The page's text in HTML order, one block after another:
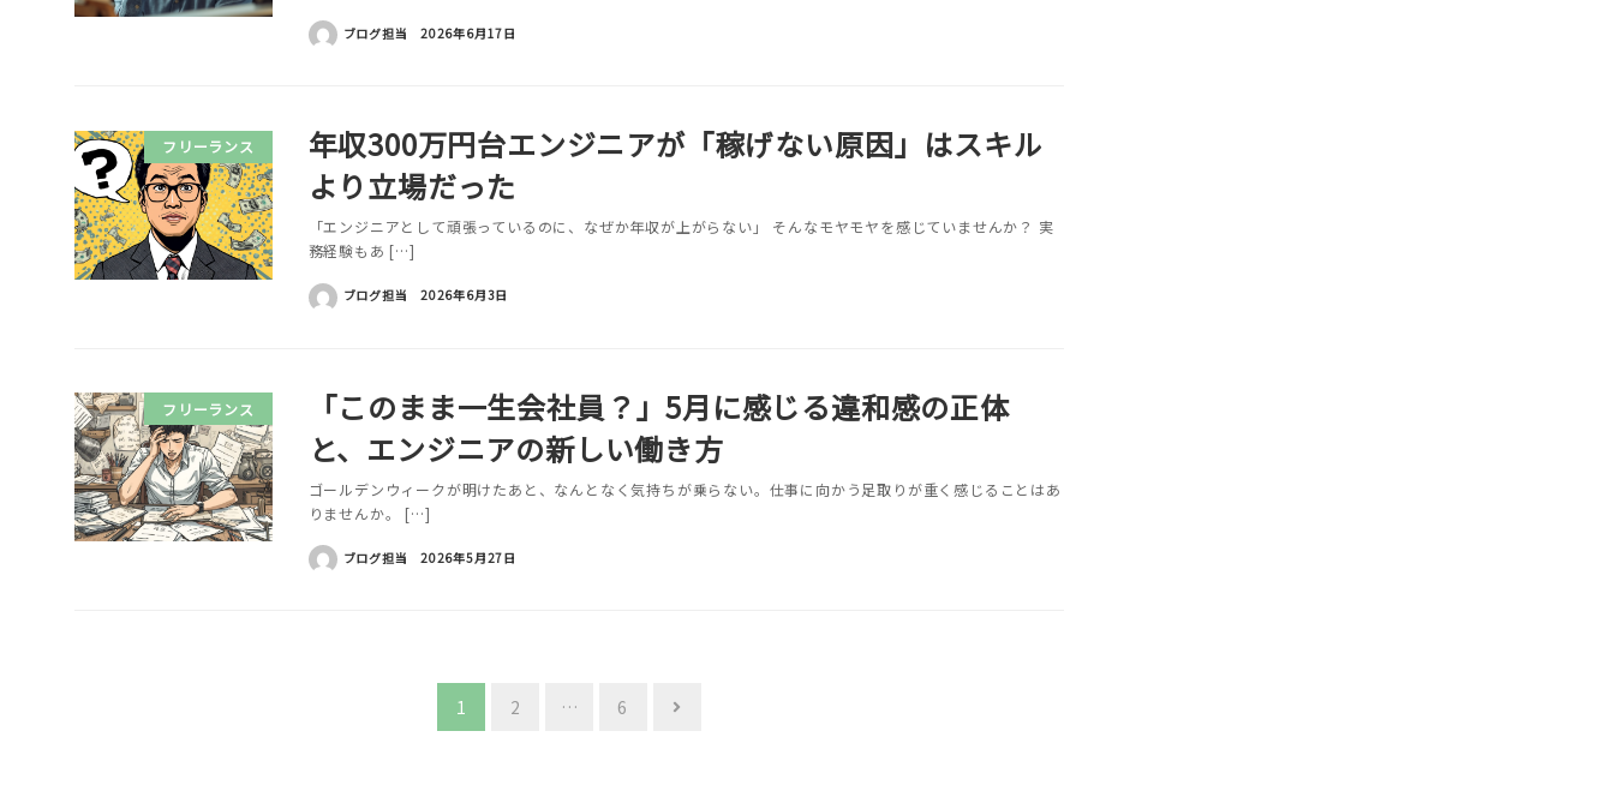
ブログ担当 2026年6月17日
フリーランス
年収300万円台エンジニアが「稼げない原因」はスキル
より立場だった
「エンジニアとして頑張っているのに、なぜか年収が上がらない」 そんなモヤモヤを感じていませんか？ 実
務経験もあ […]
ブログ担当 2026年6月3日
フリーランス
「このまま一生会社員？」5月に感じる違和感の正体
と、エンジニアの新しい働き方
ゴールデンウィークが明けたあと、なんとなく気持ちが乗らない。仕事に向かう足取りが重く感じることはあ
りませんか。 […]
ブログ担当 2026年5月27日
1 2 … 6